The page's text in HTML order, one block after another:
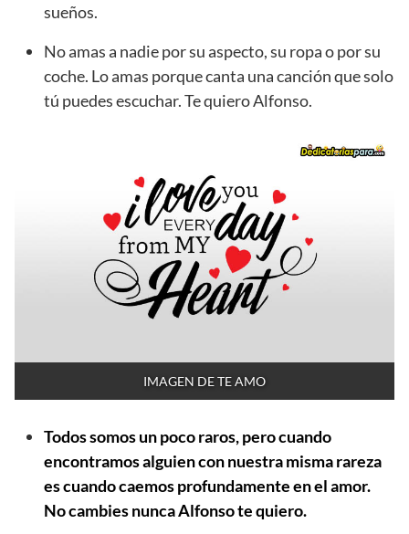
sueños.
No amas a nadie por su aspecto, su ropa o por su
coche. Lo amas porque canta una canción que solo
tú puedes escuchar. Te quiero Alfonso.
IMAGEN DE TE AMO
Todos somos un poco raros, pero cuando
encontramos alguien con nuestra misma rareza
es cuando caemos profundamente en el amor.
No cambies nunca Alfonso te quiero.